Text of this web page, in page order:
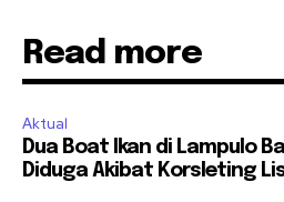
Read more
Aktual
Dua Boat Ikan di Lampulo
Diduga Akibat Korsleting